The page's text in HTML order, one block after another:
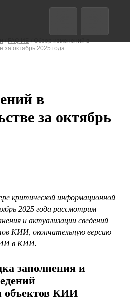
/FAQ ИБ/ Обзор изменений в
за октябрь 2025 года
в
за октябрь
критической информационной
2025 года рассмотрим
и актуализации сведений
КИИ, окончательную версию
ИИ в КИИ.
заполнения и
объектов КИИ